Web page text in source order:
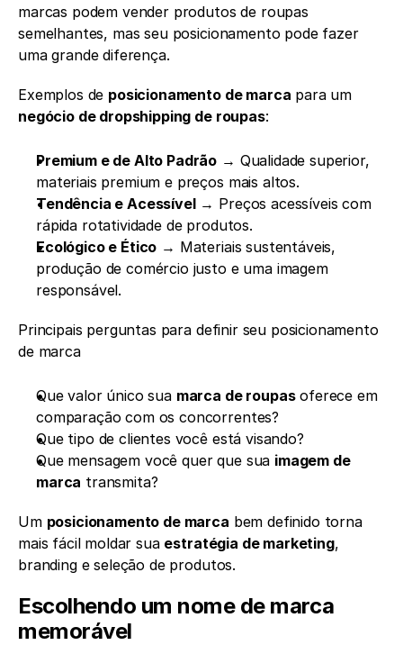
marcas podem vender produtos de roupas
semelhantes, mas seu posicionamento pode fazer
uma grande diferença.
Exemplos de posicionamento de marca
negócio de dropshipping de roupas:
Premium e de Alto Padrão → Qualidade superior,
materiais premium e preços mais altos.
Tendência e Acessível → Preços acessíveis com
rápida rotatividade de produtos.
Ecológico e Ético → Materiais sustentáveis,
produção de comércio justo e uma imagem
responsável.
Principais perguntas para definir seu posicionamento
de marca
Que valor único sua marca de roupas oferece em
comparação com os concorrentes?
Que tipo de clientes você está visando?
Que mensagem você quer que sua imagem de
marca transmita?
Um posicionamento de marca bem definido torna
mais fácil moldar sua estratégia de marketing,
branding e seleção de produtos.
Escolhendo um nome de marca
memorável